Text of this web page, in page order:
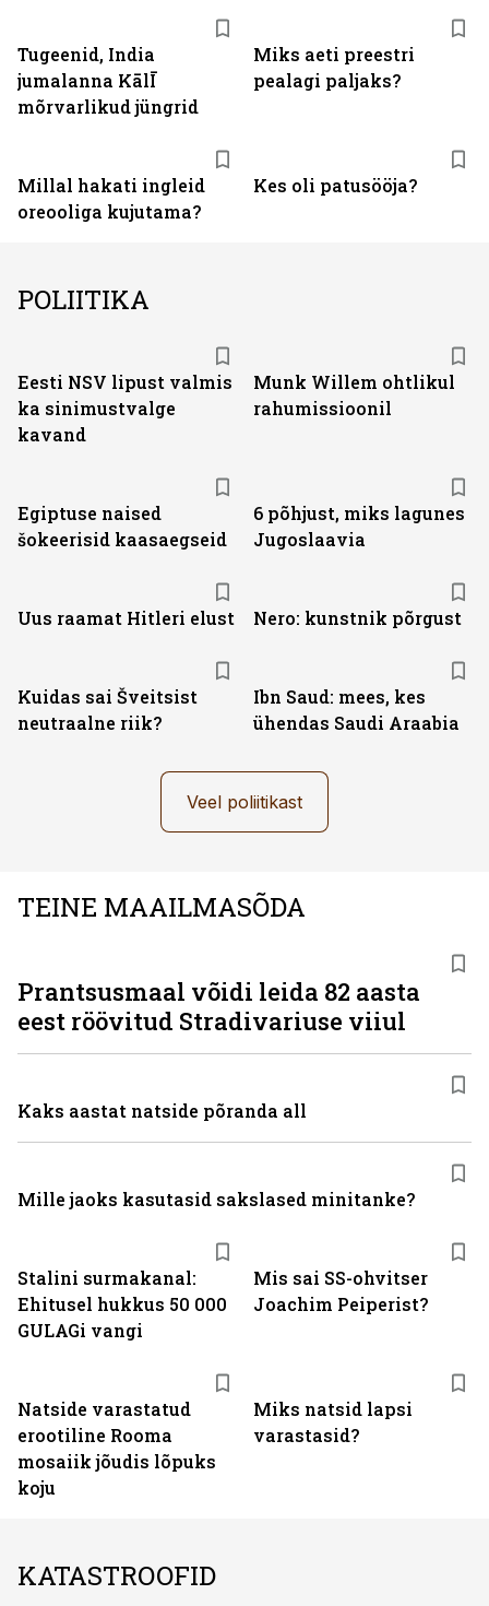
Tugeenid, India
jumalanna KālĪ
mõrvarlikud jüngrid
Miks aeti preestri
pealagi paljaks?
Millal hakati ingleid
oreooliga kujutama?
Kes oli patusööja?
POLIITIKA
Eesti NSV lipust valmis
ka sinimustvalge
kavand
Munk Willem ohtlikul
rahumissioonil
Egiptuse naised
šokeerisid kaasaegseid
6 põhjust, miks lagunes
Jugoslaavia
Uus raamat Hitleri elust Nero: kunstnik põrgust
Kuidas sai Šveitsist
neutraalne riik?
Ibn Saud: mees, kes
ühendas Saudi Araabia
Veel poliitikast
TEINE MAAILMASÕDA
Stalini surmakanal:
Ehitusel hukkus 50 000
GULAGi vangi
Mis sai SS-ohvitser
Joachim Peiperist?
Natside varastatud
erootiline Rooma
mosaiik jõudis lõpuks
koju
Miks natsid lapsi
varastasid?
Prantsusmaal võidi leida 82 aasta
eest röövitud Stradivariuse viiul
Kaks aastat natside põranda all
Mille jaoks kasutasid sakslased minitanke?
KATASTROOFID